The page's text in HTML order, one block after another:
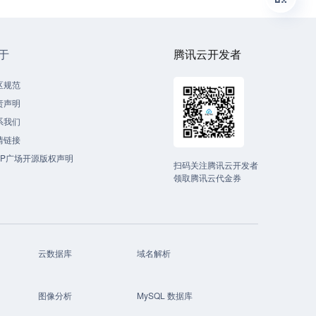
规范
声明
我们
链接
广场开源版权声明
腾讯云开发者
扫码关注腾讯云开发者
领取腾讯云代金券
云数据库 域名解析
图像分析 MySQL 数据库